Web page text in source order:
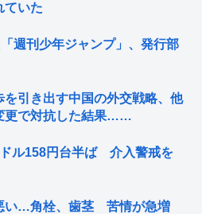
ていた
週刊少年ジャンプ」、発行部
引き出す中国の外交戦略、他
更で対抗した結果……
ドル158円台半ば 介入警戒を
い…角栓、歯茎 苦情が急増